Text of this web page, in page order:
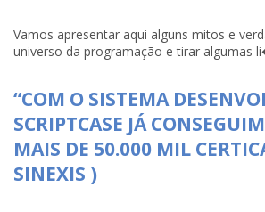
Vamos apresentar aqui alguns mitos e
universo da programação e tirar algumas
“COM O SISTEMA
SCRIPTCASE JÁ
MAIS DE 50.000 MIL
SINEXIS )